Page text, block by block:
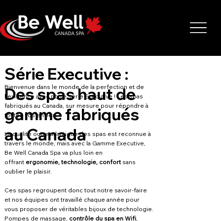
Série Executive :
Des spas haut de
gamme fabriqués
au Canada
Bienvenue dans le monde de la perfection et de
l'exigence avec notre série Executive ! Les spas
fabriqués au Canada, sur mesure pour répondre à
toutes vos envies.
La qualité outre atlantique des spas est reconnue à
travers le monde, mais avec la Gamme Executive,
Be Well Canada Spa va plus loin en
offrant ergonomie, technologie, confortsans
oublier le plaisir.
Ces spas regroupent donc tout notre savoir-faire
et nos équipes ont travaillé chaque année pour
vous proposer de véritables bijoux de technologie.
Pompes de massage, contrôle du spa en Wifi,